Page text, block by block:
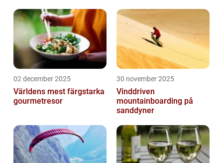
02 december 2025
Världens mest färgstarka
gourmetresor
30 november 2025
Vinddriven
mountainboarding på
sanddyner